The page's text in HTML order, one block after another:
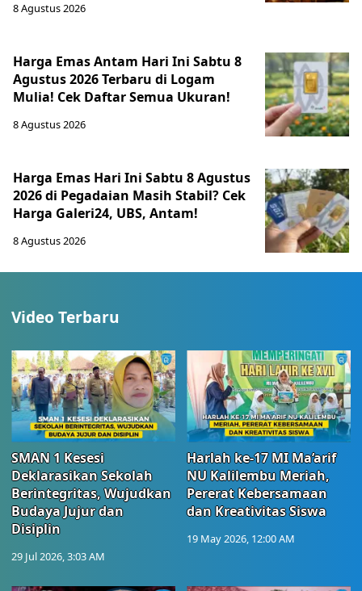
8 Agustus 2026
Harga Emas Antam Hari Ini Sabtu 8
Agustus 2026 Terbaru di Logam
Mulia! Cek Daftar Semua Ukuran!
8 Agustus 2026
Harga Emas Hari Ini Sabtu 8 Agustus
2026 di Pegadaian Masih Stabil? Cek
Harga Galeri24, UBS, Antam!
8 Agustus 2026
Video Terbaru
SMAN 1 Kesesi
Deklarasikan Sekolah
Berintegritas, Wujudkan
Budaya Jujur dan
Disiplin
29 Jul 2026, 3:03 AM
Harlah ke-17 MI Ma’arif
NU Kalilembu Meriah,
Pererat Kebersamaan
dan Kreativitas Siswa
19 May 2026, 12:00 AM